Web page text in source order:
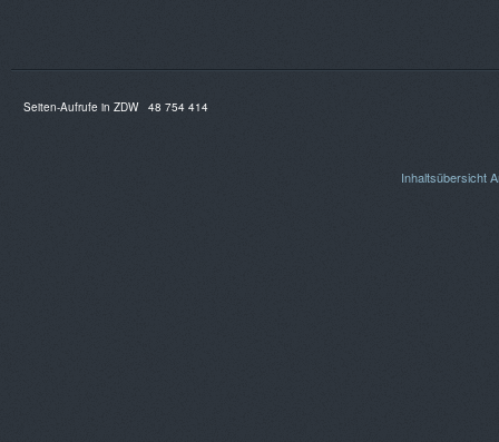
Seiten-Aufrufe in ZDW 48 754 414
Inhaltsübersicht